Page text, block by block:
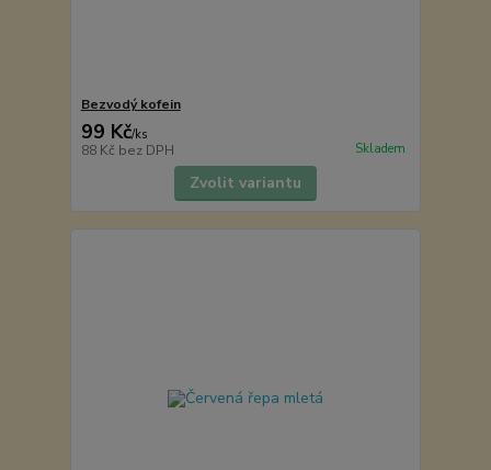
Bezvodý kofein
99 Kč/ks
88 Kč bez DPH Skladem
Zvolit variantu